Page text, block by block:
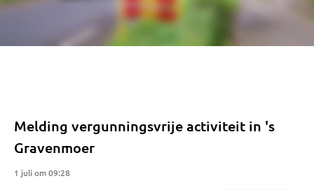
Melding vergunningsvrije activiteit in 's
Gravenmoer
1 juli om 09:28